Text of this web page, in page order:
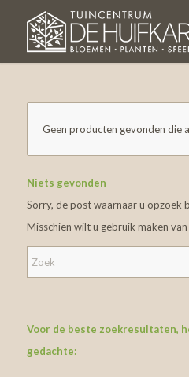
Geen producten gevonden die
Niets gevonden
Sorry, de post waarnaar u opzoek
Misschien wilt u gebruik maken
Voor de beste zoekresultaten,
gedachte: